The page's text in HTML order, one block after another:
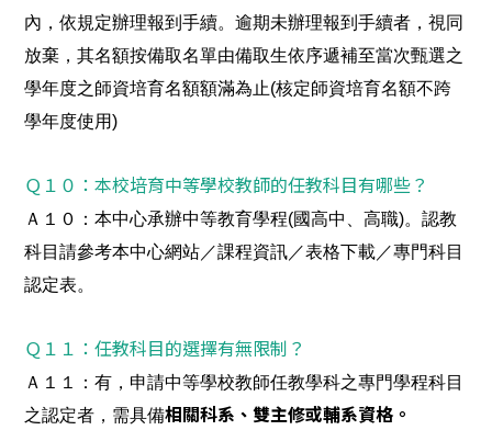
內，依規定辦理報到手續。逾期未辦理報到手續者，視同
放棄，其名額按備取名單由備取生依序遞補至當次甄選之
學年度之師資培育名額額滿為止(核定師資培育名額不跨
學年度使用)
Ｑ１０：本校培育中等學校教師的任教科目有哪些？
Ａ１０：本中心承辦中等教育學程(國高中、高職)。認教
科目請參考本中心網站／課程資訊／表格下載／專門科目
認定表。
Ｑ１１：任教科目的選擇有無限制？
Ａ１１：有，申請中等學校教師任教學科之專門學程科目
之認定者，需具備相關科系、雙主修或輔系資格。